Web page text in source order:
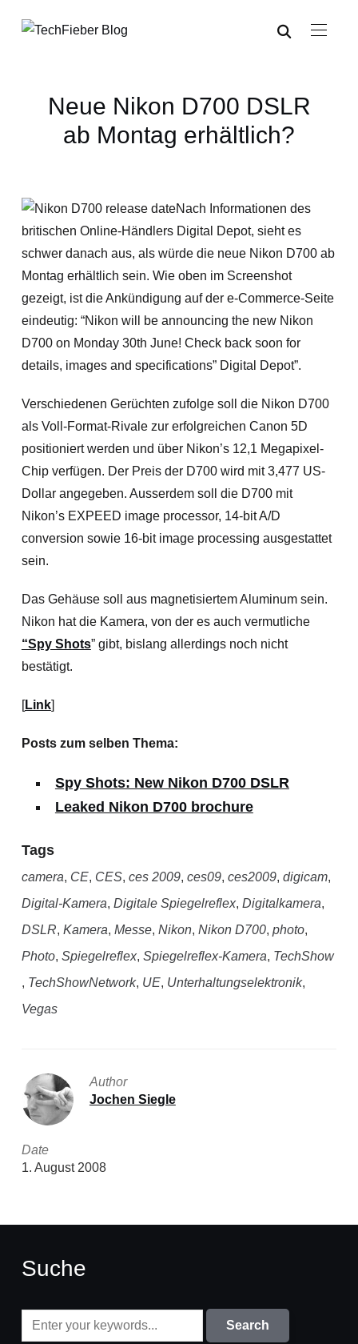
Neue Nikon D700 DSLR
ab Montag erhältlich?
Nach Informationen des
britischen Online-Händlers Digital Depot, sieht es
schwer danach aus, als würde die neue Nikon D700 ab
Montag erhältlich sein. Wie oben im Screenshot
gezeigt, ist die Ankündigung auf der e-Commerce-Seite
eindeutig: “Nikon will be announcing the new Nikon
D700 on Monday 30th June! Check back soon for
details, images and specifications” Digital Depot”.
Verschiedenen Gerüchten zufolge soll die Nikon D700
als Voll-Format-Rivale zur erfolgreichen Canon 5D
positioniert werden und über Nikon’s 12,1 Megapixel-
Chip verfügen. Der Preis der D700 wird mit 3,477 US-
Dollar angegeben. Ausserdem soll die D700 mit
Nikon’s EXPEED image processor, 14-bit A/D
conversion sowie 16-bit image processing ausgestattet
sein.
Das Gehäuse soll aus magnetisiertem Aluminum sein.
Nikon hat die Kamera, von der es auch vermutliche
“Spy Shots” gibt, bislang allerdings noch nicht
bestätigt.
[Link]
Posts zum selben Thema:
Spy Shots: New Nikon D700 DSLR
Leaked Nikon D700 brochure
Tags
camera, CE, CES, ces 2009, ces09, ces2009, digicam,
Digital-Kamera, Digitale Spiegelreflex, Digitalkamera,
DSLR, Kamera, Messe, Nikon, Nikon D700, photo,
Photo, Spiegelreflex, Spiegelreflex-Kamera, TechShow
, TechShowNetwork, UE, Unterhaltungselektronik,
Vegas
Author
Jochen Siegle
Date
1. August 2008
Suche